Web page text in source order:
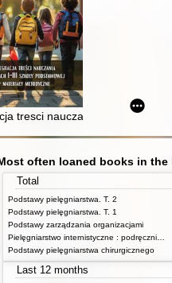
tresci nauczania w klasach I -
often loaned books in the
Total
Podstawy pielęgniarstwa. T. 2
Podstawy pielęgniarstwa. T. 1
Podstawy zarządzania organizacjami
Podstawy pielęgniarstwa chirurgicznego
Last 12 months